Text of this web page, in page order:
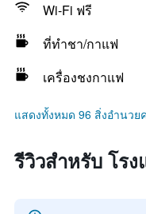
Wi-Fi ฟรี
ที่ทำชา/กาแฟ
เครื่องชงกาแฟ
แสดงทั้งหมด 96 สิ่งอำนวย
รีวิวสำหรับ โร